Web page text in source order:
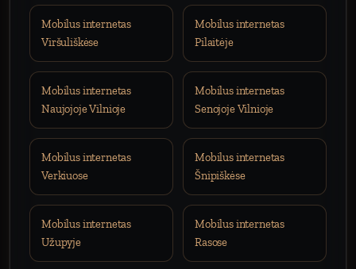
Mobilus internetas
Viršuliškėse
Mobilus internetas
Pilaitėje
Mobilus internetas
Naujojoje Vilnioje
Mobilus internetas
Senojoje Vilnioje
Mobilus internetas
Verkiuose
Mobilus internetas
Šnipiškėse
Mobilus internetas
Užupyje
Mobilus internetas
Rasose